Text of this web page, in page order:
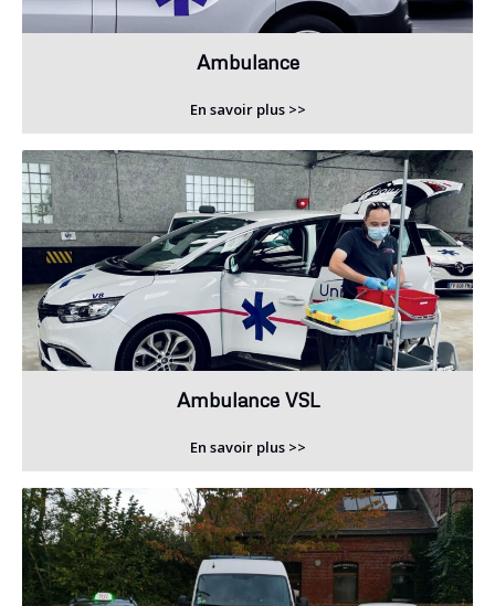
Ambulance
En savoir plus >>
Ambulance VSL
En savoir plus >>